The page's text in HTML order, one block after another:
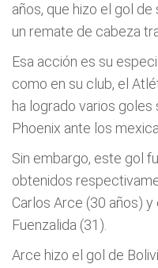
años, que hizo el gol
un remate de cabeza
Esa acción es su
como en su club, el
ha logrado varios
Phoenix ante los
Sin embargo, este gol
obtenidos
Carlos Arce (30 años)
Fuenzalida (31).
Arce hizo el gol de